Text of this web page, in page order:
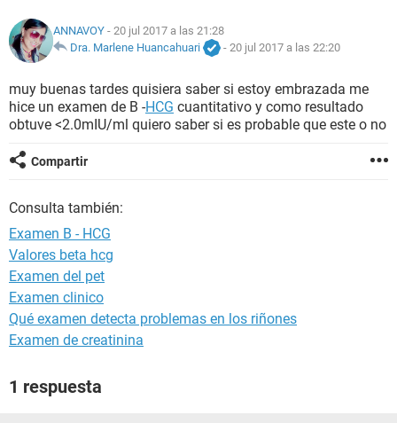
NUTRICIÓN
BIENESTAR
ANNAVOY - 20 jul 2017 a las 21:28
Dra. Marlene Huancahuari
- 20 jul 2017 a las 22:20
muy buenas tardes quisiera saber si estoy embrazada me
hice un examen de B -HCG cuantitativo y como resultado
obtuve <2.0mIU/ml quiero saber si es probable que este o no
Compartir
Consulta también:
Examen B - HCG
Valores beta hcg
Examen del pet
Examen clinico
Qué examen detecta problemas en los riñones
Examen de creatinina
1 respuesta